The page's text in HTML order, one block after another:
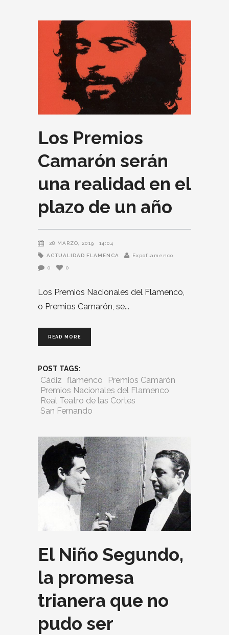
Los Premios
Camarón serán
una realidad en el
plazo de un año
28 MARZO, 2019 14:04
ACTUALIDAD FLAMENCA Expoflamenco
0 0
Los Premios Nacionales del Flamenco,
o Premios Camarón, se
READ MORE
POST TAGS:
Cádiz flamenco
Premios Camarón
Premios Nacionales del Flamenco
Real Teatro de las Cortes
San Fernando
El Niño Segundo,
la promesa
trianera que no
pudo ser